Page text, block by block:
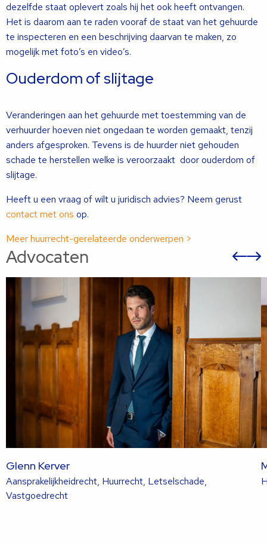
dezelfde staat oplevert zoals hij het ook heeft ontvangen.
Het is daarom aan te raden vooraf de staat van het gehuurde
te inspecteren en een beschrijving daarvan te maken, zo
mogelijk met foto’s en video’s.
Ouderdom of slijtage
Veranderingen aan het gehuurde met toestemming van de
verhuurder hoeven niet ongedaan te worden gemaakt, tenzij
anders afgesproken. Tevens is de huurder niet gehouden
schade te herstellen welke is veroorzaakt door ouderdom of
slijtage.
Heeft u een vraag of wilt u juridisch advies? Neem gerust
contact met ons op.
Meer huurrecht-gerelateerde onderwerpen >
Advocaten
Glenn Kerver
Aansprakelijkheidrecht, Huurrecht, Letselschade,
VastgoedrechtLees